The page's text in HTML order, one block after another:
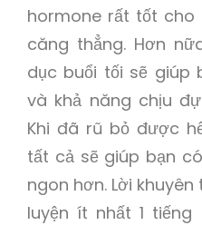
hormone rất tốt
căng thẳng. Hơn
dục buổi tối sẽ giúp
và khả năng chịu
Khi đã rũ bỏ được
tất cả sẽ giúp bạn
ngon hơn. Lời
luyện ít nhất 1